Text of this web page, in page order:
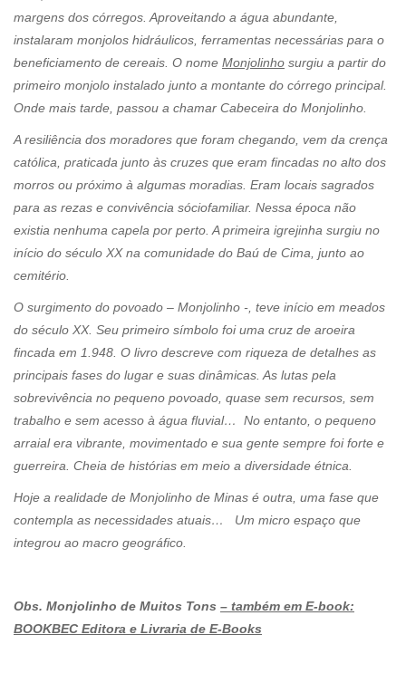
margens dos córregos. Aproveitando a água abundante,
instalaram monjolos hidráulicos, ferramentas necessárias para o
beneficiamento de cereais. O nome Monjolinho surgiu a partir do
primeiro monjolo instalado junto a montante do córrego principal.
Onde mais tarde, passou a chamar Cabeceira do Monjolinho.
A resiliência dos moradores que foram chegando, vem da crença
católica, praticada junto às cruzes que eram fincadas no alto dos
morros ou próximo à algumas moradias. Eram locais sagrados
para as rezas e convivência sóciofamiliar. Nessa época não
existia nenhuma capela por perto. A primeira igrejinha surgiu no
início do século XX na comunidade do Baú de Cima, junto ao
cemitério.
O surgimento do povoado – Monjolinho -, teve início em meados
do século XX. Seu primeiro símbolo foi uma cruz de aroeira
fincada em 1.948. O livro descreve com riqueza de detalhes as
principais fases do lugar e suas dinâmicas. As lutas pela
sobrevivência no pequeno povoado, quase sem recursos, sem
trabalho e sem acesso à água fluvial… No entanto, o pequeno
arraial era vibrante, movimentado e sua gente sempre foi forte e
guerreira. Cheia de histórias em meio a diversidade étnica.
Hoje a realidade de Monjolinho de Minas é outra, uma fase que
contempla as necessidades atuais… Um micro espaço que
integrou ao macro geográfico.
Obs. Monjolinho de Muitos Tons – também em E-book:
BOOKBEC Editora e Livraria de E-Books